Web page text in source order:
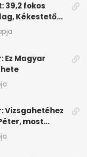
39,2 fokos
Kékestetőn
Ez Magyar
Vizsgahetéhez
most